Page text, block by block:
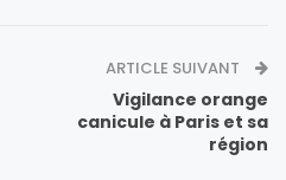
ARTICLE SUIVANT
Vigilance orange
canicule à Paris et sa
région